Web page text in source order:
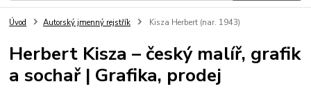
Úvod Autorský jmenný rejstřík Kisza Herbert (nar. 1943)
Herbert Kisza – český malíř, grafik
a sochař | Grafika, prodej